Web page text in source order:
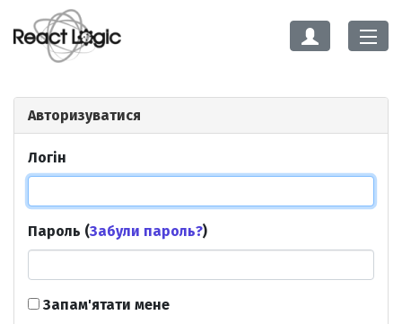
Авторизуватися
Логін
Пароль (Забули пароль?)
Запам'ятати мене